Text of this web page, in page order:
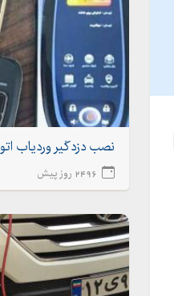
نصب دزدگیر و‌ردیاب
2496 روز پیش